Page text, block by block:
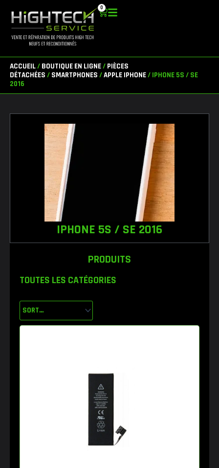
contenu
0
Panier
ACCUEIL/ BOUTIQUE EN LIGNE/ PIÈCES
DÉTACHÉES / SMARTPHONES /APPLE IPHONE/ IPHONE 5S / SE
2016
IPHONE 5S / SE 2016
PRODUITS
TOUTES LES CATÉGORIES